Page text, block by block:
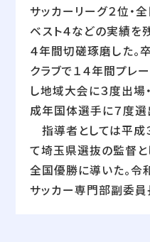
サッカーリーグ２位・
ベスト４などの実績を
４年間切磋琢磨した。
クラブで１４年間プレ
し地域大会に３度出場
成年国体選手に７度選
指導者としては平成
て埼玉県選抜の監督と
全国優勝に導いた。令
サッカー専門部副委員